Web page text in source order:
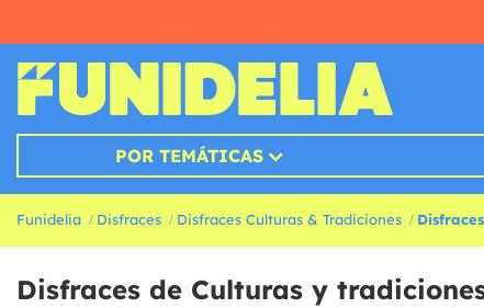
POR TEMÁTICAS
Funidelia Disfraces Disfraces Culturas & Tradiciones
Disfraces de Culturas y